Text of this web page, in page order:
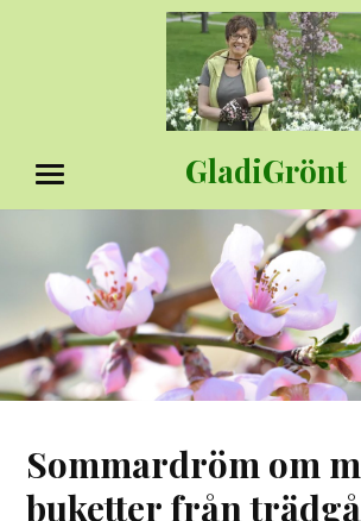
GladiGrönt
MENY
Sommardröm om
buketter från